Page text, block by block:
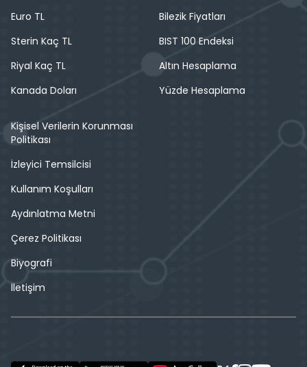
Euro TL
Sterin Kaç TL
Riyal Kaç TL
Kanada Doları
Bilezik Fiyatları
BIST 100 Endeksi
Altın Hesaplama
Yüzde Hesaplama
Kişisel Verilerin Korunması
Politikası
İzleyici Temsilcisi
Kullanım Koşulları
Aydınlatma Metni
Çerez Politikası
Biyografi
İletişim